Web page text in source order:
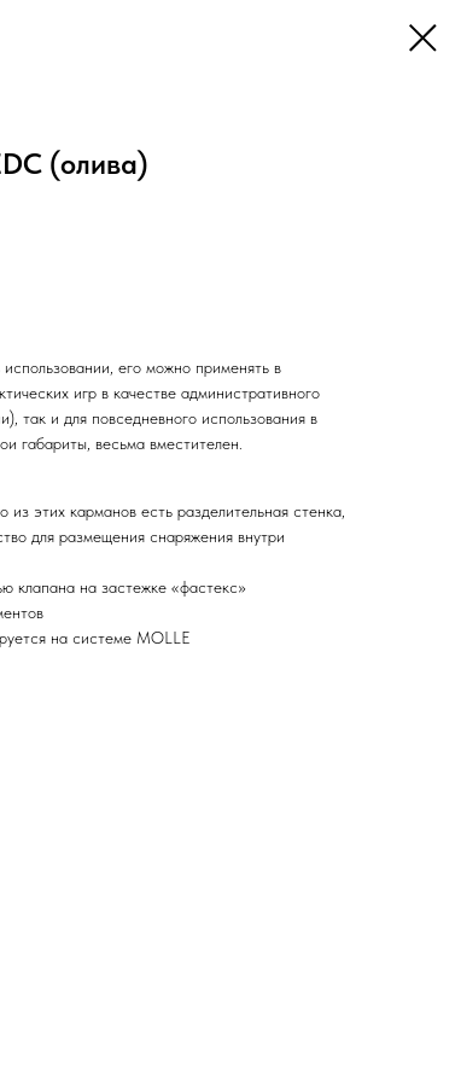
(олива)
его можно применять в
игр в качестве административного
так и для повседневного использования в
габариты, весьма вместителен.
из этих карманов есть разделительная стенка,
для размещения снаряжения внутри
клапана на застежке «фастекс»
на системе MOLLE